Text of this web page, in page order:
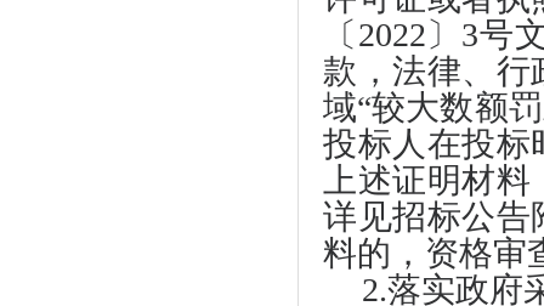
〔2022〕3
款，法律、行
域“较大数额
投标人在投标
上述证明材
详见招标公告
料的，资格审
2.落实政府